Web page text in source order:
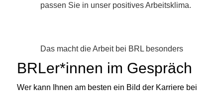
passen Sie in unser positives Arbeitsklima.
Das macht die Arbeit bei BRL besonders
BRLer*innen im Gespräch
Wer kann Ihnen am besten ein Bild der Karriere bei